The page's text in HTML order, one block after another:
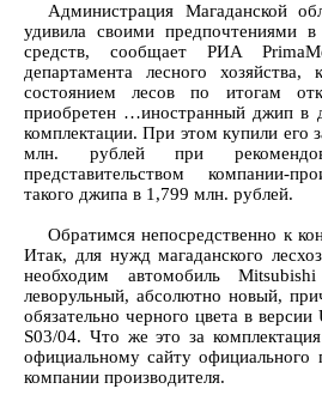
Администрация Магаданской
удивила своими предпочтениями в
средств, сообщает РИА
департамента лесного
состоянием лесов по итогам
приобретен …иностранный джип в
комплектации. При этом купили его
млн. рублей при
представительством компании-
такого джипа в 1,799 млн. рублей.
Обратимся непосредственно к
Итак, для нужд магаданского
необходим автомобиль
леворульный, абсолютно новый,
обязательно черного цвета в
S03/04. Что же это за
официальному сайту официального
компании производителя.